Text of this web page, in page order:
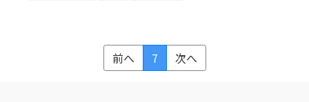
前へ 7 次へ